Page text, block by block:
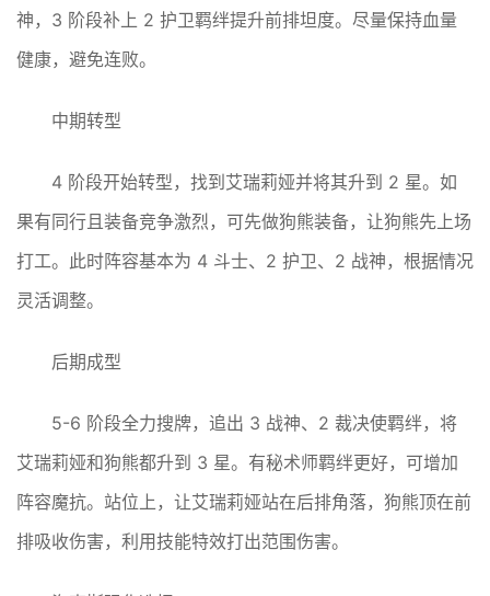
神，3 阶段补上 2 护卫羁绊提升前排坦度。尽量保持血量
健康，避免连败。
中期转型
4 阶段开始转型，找到艾瑞莉娅并将其升到 2 星。如
果有同行且装备竞争激烈，可先做狗熊装备，让狗熊先上场
打工。此时阵容基本为 4 斗士、2 护卫、2 战神，根据情况
灵活调整。
后期成型
5-6 阶段全力搜牌，追出 3 战神、2 裁决使羁绊，将
艾瑞莉娅和狗熊都升到 3 星。有秘术师羁绊更好，可增加
阵容魔抗。站位上，让艾瑞莉娅站在后排角落，狗熊顶在前
排吸收伤害，利用技能特效打出范围伤害。